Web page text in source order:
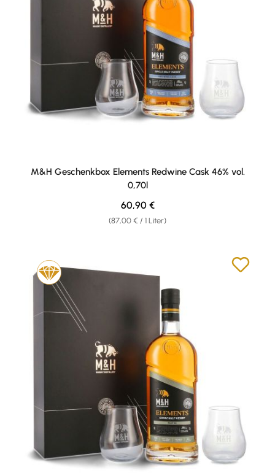
M&H Geschenkbox Elements Redwine Cask 46% vol.
0,70l
(87,00 € / 1 Liter)
Regulärer Preis:
60,90 €